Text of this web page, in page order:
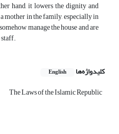
hand, it lowers the dignity and
mother in the family, especially in
manage the house and are
کلیدواژه‌ها English
The Laws of the Islamic Republic